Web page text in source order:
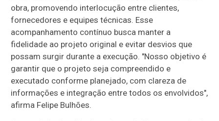
obra, promovendo interlocução entre clientes,
fornecedores e equipes técnicas. Esse
acompanhamento contínuo busca manter a
fidelidade ao projeto original e evitar desvios que
possam surgir durante a execução. "Nosso objetivo é
garantir que o projeto seja compreendido e
executado conforme planejado, com clareza de
informações e integração entre todos os envolvidos",
afirma Felipe Bulhões.